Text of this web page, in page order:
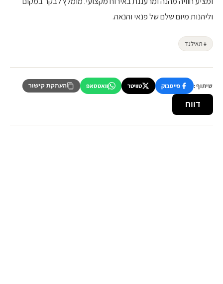
וליהנות מיום שלם של פנאי והנאה.
# תאילנד
שיתוף: פייסבוק טוויטר וואטסאפ העתקת קישור
דווח